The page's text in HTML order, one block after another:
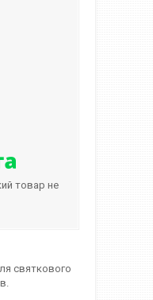
товар не
святкового